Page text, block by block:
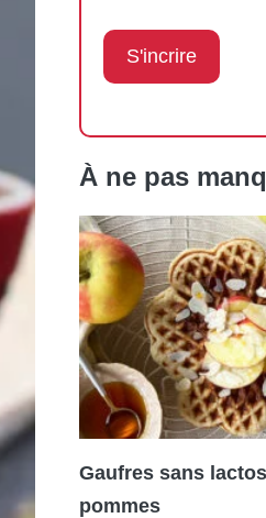
À ne pas
Gaufres sans
pommes